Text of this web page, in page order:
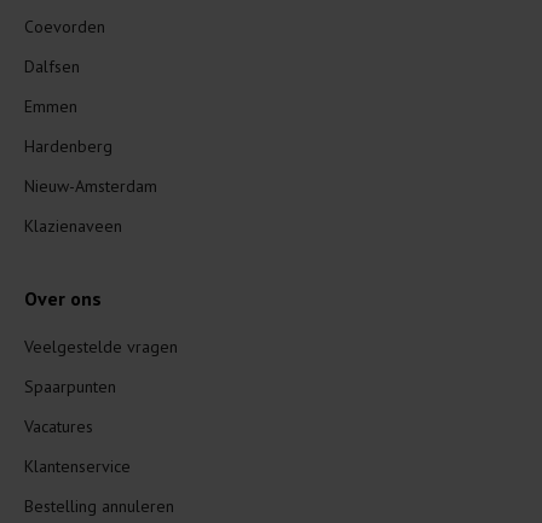
Coevorden
Dalfsen
Emmen
Hardenberg
Nieuw-Amsterdam
Klazienaveen
Over ons
Veelgestelde vragen
Spaarpunten
Vacatures
Klantenservice
Bestelling annuleren